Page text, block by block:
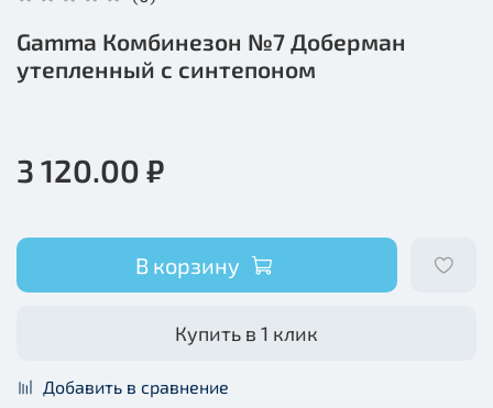
Gamma Комбинезон №7 Доберман
утепленный с синтепоном
3 120.00 ₽
В корзину
Купить в 1 клик
Добавить в сравнение